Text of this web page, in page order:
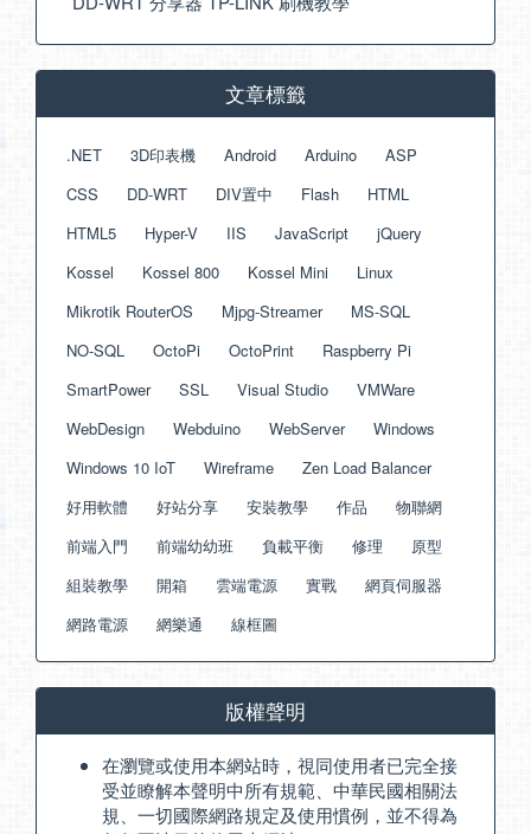
文章標籤
.NET 3D印表機 Android Arduino
ASP
CSS
DD-WRT DIV置中 Flash
HTML
HTML5
Hyper-V IIS JavaScript
jQuery
Kossel
Kossel 800 Kossel Mini
Linux
Mikrotik RouterOS
Mjpg-Streamer
MS-SQL
NO-SQL
OctoPi OctoPrint
Raspberry Pi
SmartPower
SSL Visual Studio
VMWare
WebDesign
Webduino WebServer
Windows
Windows 10 IoT
Wireframe
Zen Load Balancer
好用軟體
好站分享 安裝教學 作品
物聯網
前端入門
前端幼幼班 負載平衡 修理
原型
組裝教學
開箱 雲端電源 實戰
網頁伺服器
網路電源
網樂通 線框圖
版權聲明
在瀏覽或使用本網站時，視同使用者已完全接
受並瞭解本聲明中所有規範、中華民國相關法
規、一切國際網路規定及使用慣例，並不得為